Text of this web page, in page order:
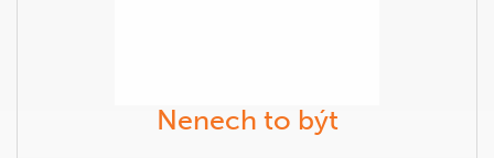
Nenech to být